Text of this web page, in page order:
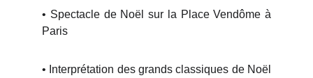
• Spectacle de Noël sur la Place Vendôme à
Paris
• Interprétation des grands classiques de Noël